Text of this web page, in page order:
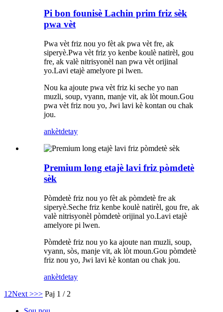
Pi bon founisè Lachin prim friz sèk
pwa vèt
Pwa vèt friz nou yo fèt ak pwa vèt fre, ak
siperyè.Pwa vèt friz yo kenbe koulè natirèl, gou
fre, ak valè nitrisyonèl nan pwa vèt orijinal
yo.Lavi etajè amelyore pi lwen.
Nou ka ajoute pwa vèt friz ki seche yo nan
muzli, soup, vyann, manje vit, ak lòt moun.Gou
pwa vèt friz nou yo, Jwi lavi kè kontan ou chak
jou.
ankètdetay
Premium long etajè lavi friz pòmdetè
sèk
Pòmdetè friz nou yo fèt ak pòmdetè fre ak
siperyè.Seche friz kenbe koulè natirèl, gou fre, ak
valè nitrisyonèl pòmdetè orijinal yo.Lavi etajè
amelyore pi lwen.
Pòmdetè friz nou yo ka ajoute nan muzli, soup,
vyann, sòs, manje vit, ak lòt moun.Gou pòmdetè
friz nou yo, Jwi lavi kè kontan ou chak jou.
ankètdetay
1 2Next >>> Paj 1 / 2